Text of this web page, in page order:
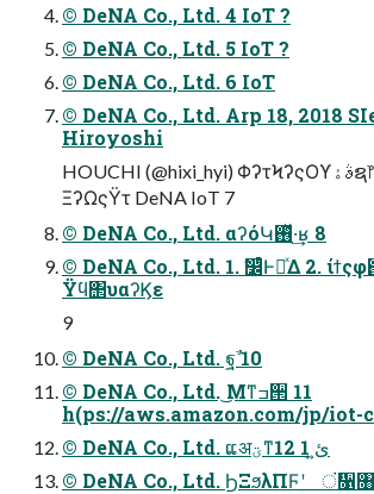
© DeNA Co., Ltd. 4 IoT ?
© DeNA Co., Ltd. 5 IoT ?
© DeNA Co., Ltd. 6 IoT
© DeNA Co., Ltd. Arp 18, 2018
Hiroyoshi
HOUCHI (@hixi_hyi) ΦʔτϞʔςΟϒࣄۀຊ෦ جװγεςϜ։ൃ෦
ΞʔΩςΫτ DeNA IoT 7
© DeNA Co., Ltd. αʔόԿ࢖ͬͯ·͢ʁ 8
© DeNA Co., Ltd. 1. ࣗ෼ͨͪͰཱͯΔ 2. ίϯςφ࢖͍ͭͭεέʔϦϯά 3.
Ϋϥ΢υαʔϏε
9
© DeNA Co., Ltd. ฐࣾ 10
© DeNA Co., Ltd. ͜Μͳߏ੒ 11
h(ps://aws.amazon.com/jp/iot-
© DeNA Co., Ltd. ແअؾͳئ͍ 1 12
© DeNA Co., Ltd. ϦΞϧλΠϜʹ